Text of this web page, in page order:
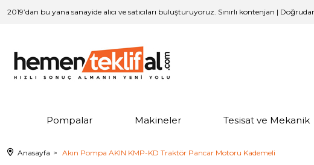
2019’dan bu yana sanayide alıcı ve satıcıları buluşturuyoruz. Sınırlı kontenjan |
Pompalar Makineler Tesisat ve Mekanik
Anasayfa Akın Pompa AKIN KMP-KD Traktör Pancar Motoru Kademeli